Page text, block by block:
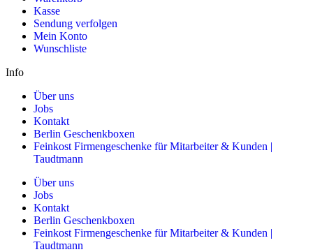
Kasse
Sendung verfolgen
Mein Konto
Wunschliste
Info
Über uns
Jobs
Kontakt
Berlin Geschenkboxen
Feinkost Firmengeschenke für Mitarbeiter & Kunden |
Taudtmann
Über uns
Jobs
Kontakt
Berlin Geschenkboxen
Feinkost Firmengeschenke für Mitarbeiter & Kunden |
Taudtmann